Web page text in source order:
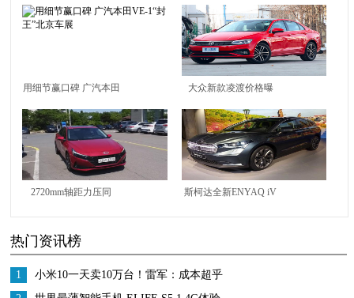
用细节赢口碑 广汽本田
VE-1“封王”北京车展
大众新款凌渡价格曝
光，全系都降价，最高
能到1万元
2720mm轴距力压同
曝光，它不香吗？
斯柯达全新ENYAQ iV
热门资讯榜
1
小米10一天卖10万台！雷军：成本超乎
想象